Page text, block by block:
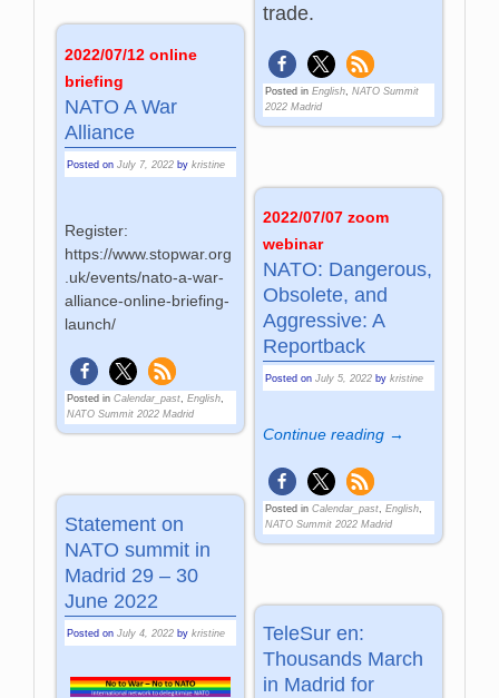
trade.
Posted in English, NATO Summit
2022 Madrid
2022/07/12 online
briefing
NATO A War
Alliance
Posted onJuly 7, 2022 bykristine
Register:
https://www.stopwar.org
.uk/events/nato-a-war-
alliance-online-briefing-
launch/
Posted in Calendar_past,English,
NATO Summit 2022 Madrid
2022/07/07 zoom
webinar
NATO: Dangerous,
Obsolete, and
Aggressive: A
Reportback
Posted on July 5, 2022 by kristine
Continue reading →
Posted in Calendar_past, English,
NATO Summit 2022 Madrid
Statement on
NATO summit in
Madrid 29 – 30
June 2022
Posted onJuly 4, 2022 bykristine
TeleSur en:
Thousands March
in Madrid for